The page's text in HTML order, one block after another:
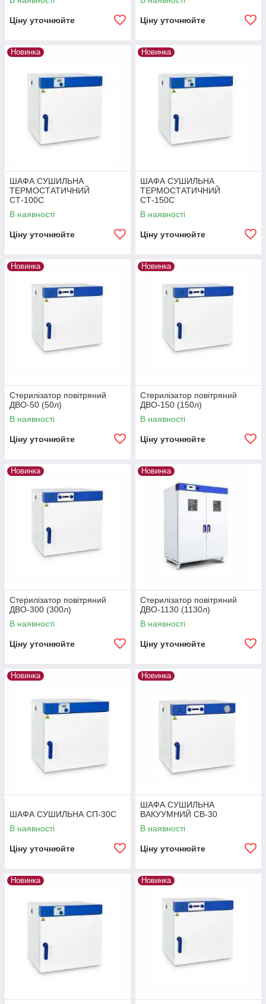
Ціну уточнюйте Ціну уточнюйте
Новинка
ШАФА СУШИЛЬНА
ТЕРМОСТАТИЧНИЙ
СТ-100С
В наявності
Ціну уточнюйте
Новинка
ШАФА СУШИЛЬНА
ТЕРМОСТАТИЧНИЙ
СТ-150С
В наявності
Ціну уточнюйте
Новинка
Стерилізатор повітряний
ДВО-50 (50л)
В наявності
Ціну уточнюйте
Новинка
Стерилізатор повітряний
ДВО-150 (150л)
В наявності
Ціну уточнюйте
Новинка
Стерилізатор повітряний
ДВО-300 (300л)
В наявності
Ціну уточнюйте
Новинка
Стерилізатор повітряний
ДВО-1130 (1130л)
В наявності
Ціну уточнюйте
Новинка
ШАФА СУШИЛЬНА СП-30С
В наявності
Ціну уточнюйте
Новинка
ШАФА СУШИЛЬНА
ВАКУУМНИЙ СВ-30
В наявності
Ціну уточнюйте
Новинка Новинка